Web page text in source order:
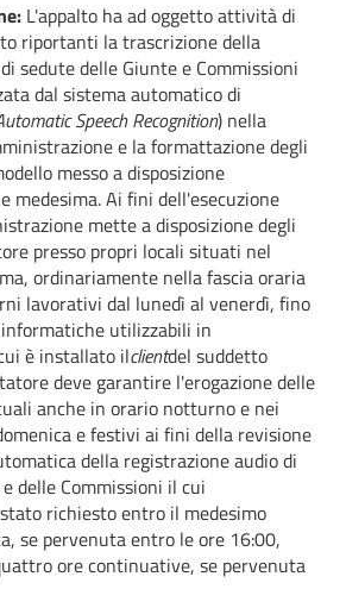
L'appalto ha ad oggetto attività di
riportanti la trascrizione della
sedute delle Giunte e Commissioni
dal sistema automatico di
Speech Recognition) nella
e la formattazione degli
messo a disposizione
medesima. Ai fini dell'esecuzione
mette a disposizione degli
presso propri locali situati nel
ordinariamente nella fascia oraria
lavorativi dal lunedì al venerdì, fino
utilizzabili in
è installato ilclientdel suddetto
deve garantire l'erogazione delle
anche in orario notturno e nei
e festivi ai fini della revisione
della registrazione audio di
delle Commissioni il cui
richiesto entro il medesimo
se pervenuta entro le ore 16:00,
ore continuative, se pervenuta